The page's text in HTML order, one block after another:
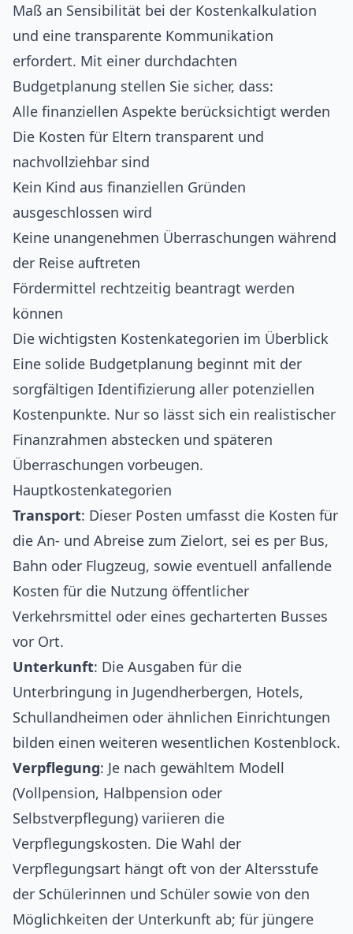
Maß an Sensibilität bei der Kostenkalkulation
und eine transparente Kommunikation
erfordert. Mit einer durchdachten
Budgetplanung stellen Sie sicher, dass:
Alle finanziellen Aspekte berücksichtigt werden
Die Kosten für Eltern transparent und
nachvollziehbar sind
Kein Kind aus finanziellen Gründen
ausgeschlossen wird
Keine unangenehmen Überraschungen während
der Reise auftreten
Fördermittel rechtzeitig beantragt werden
können
Die wichtigsten Kostenkategorien im Überblick
Eine solide Budgetplanung beginnt mit der
sorgfältigen Identifizierung aller potenziellen
Kostenpunkte. Nur so lässt sich ein realistischer
Finanzrahmen abstecken und späteren
Überraschungen vorbeugen.
Hauptkostenkategorien
Transport: Dieser Posten umfasst die Kosten für
die An- und Abreise zum Zielort, sei es per Bus,
Bahn oder Flugzeug, sowie eventuell anfallende
Kosten für die Nutzung öffentlicher
Verkehrsmittel oder eines gecharterten Busses
vor Ort.
Unterkunft: Die Ausgaben für die
Unterbringung in Jugendherbergen, Hotels,
Schullandheimen oder ähnlichen Einrichtungen
bilden einen weiteren wesentlichen Kostenblock.
Verpflegung: Je nach gewähltem Modell
(Vollpension, Halbpension oder
Selbstverpflegung) variieren die
Verpflegungskosten. Die Wahl der
Verpflegungsart hängt oft von der Altersstufe
der Schülerinnen und Schüler sowie von den
Möglichkeiten der Unterkunft ab; für jüngere